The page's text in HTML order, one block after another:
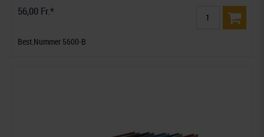
56,00 Fr.*
Best.Nummer 5600-B